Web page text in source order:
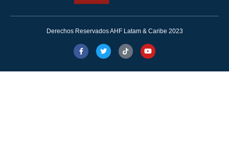
Derechos Reservados AHF Latam & Caribe 2023